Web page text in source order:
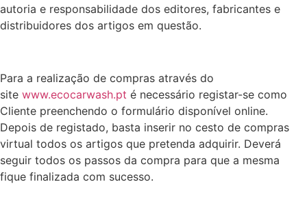
autoria e responsabilidade dos editores, fabricantes e
distribuidores dos artigos em questão.
Para a realização de compras através do
site www.ecocarwash.pt é necessário registar-se como
Cliente preenchendo o formulário disponível online.
Depois de registado, basta inserir no cesto de compras
virtual todos os artigos que pretenda adquirir. Deverá
seguir todos os passos da compra para que a mesma
fique finalizada com sucesso.